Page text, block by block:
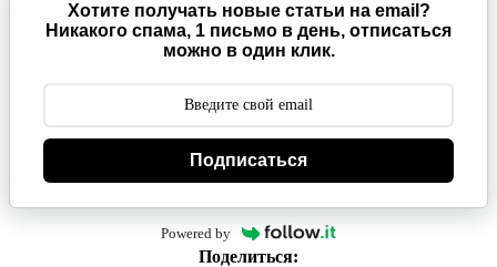
Хотите получать новые статьи на email?
Никакого спама, 1 письмо в день, отписаться
можно в один клик.
Подписаться
Powered by
Поделиться: